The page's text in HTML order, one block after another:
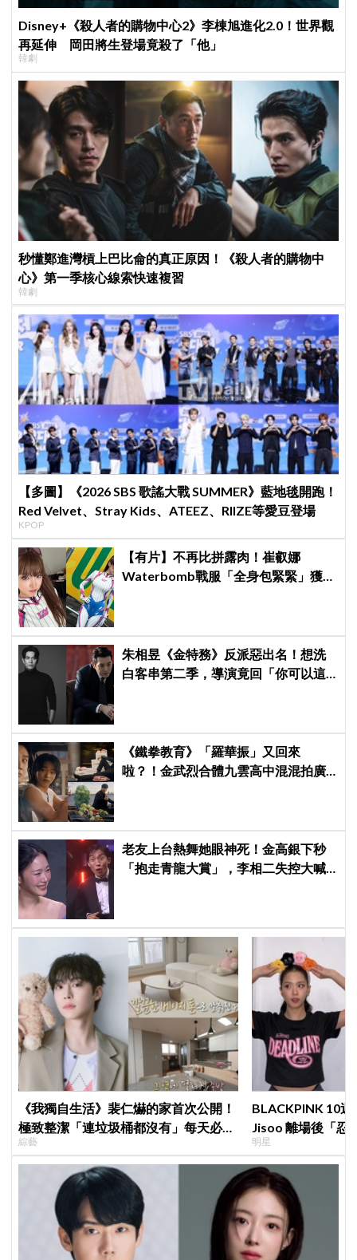
Disney+《殺人者的購物中心2》李棟旭進化2.0！世界觀
再延伸 岡田將生登場竟殺了「他」
韓劇
秒懂鄭進灣槓上巴比侖的真正原因！《殺人者的購物中
心》第一季核心線索快速複習
韓劇
【多圖】《2026 SBS 歌謠大戰 SUMMER》藍地毯開跑！
Red Velvet、Stray Kids、ATEEZ、RIIZE等愛豆登場
KPOP
【有片】不再比拼露肉！崔叡娜
Waterbomb戰服「全身包緊緊」獲好
朱相昱《金特務》反派惡出名！想洗
白客串第二季，導演竟回「你可以這
《鐵拳教育》「羅華振」又回來
啦？！金武烈合體九雲高中混混拍廣
老友上台熱舞她眼神死！金高銀下秒
「抱走青龍大賞」，李相二失控大喊
《我獨自生活》裴仁爀的家首次公開！
極致整潔「連垃圾桶都沒有」每天必做
一件事
綜藝
BLACKPINK 10
Jisoo 離場後「忍
看了好心疼
明星